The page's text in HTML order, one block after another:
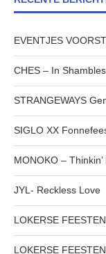
EVENTJES
CHES – In Shambles
STRANGEWAYS
SIGLO XX
MONOKO –
JYL- Reckless Love
LOKERSE
LOKERSE